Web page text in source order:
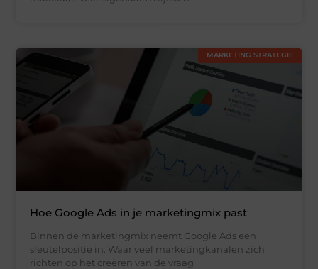
MARKETING STRATEGIE
Hoe Google Ads in je marketingmix past
Binnen de marketingmix neemt Google Ads een
sleutelpositie in. Waar veel marketingkanalen zich
richten op het creëren van de vraag